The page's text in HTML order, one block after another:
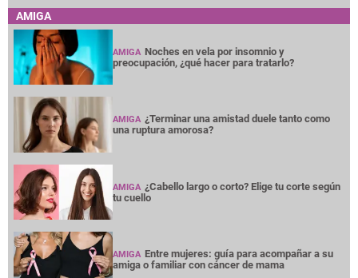
AMIGA
AMIGA Noches en vela por insomnio y
preocupación, ¿qué hacer para tratarlo?
AMIGA ¿Terminar una amistad duele tanto como
una ruptura amorosa?
AMIGA ¿Cabello largo o corto? Elige tu corte según
tu cuello
AMIGA Entre mujeres: guía para acompañar a su
amiga o familiar con cáncer de mama